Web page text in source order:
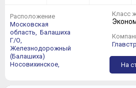
Расположение
Московская
область, Балашиха
Г/О,
Железнодорожный
(Балашиха)
Носовихинское,
Класс
На